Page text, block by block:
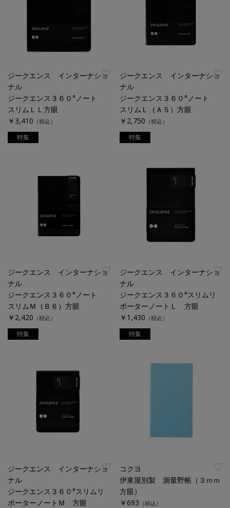
ジークエンス インターナショ
ナル
ジークエンス３６０°ノート
スリムＬＬ方眼
￥3,410 （税込）
特集
ジークエンス インターナショ
ナル
ジークエンス３６０°ノート
スリムＬ（Ａ５）方眼
￥2,750 （税込）
特集
ジークエンス インターナショ
ナル
ジークエンス３６０°ノート
スリムＭ（Ｂ６）方眼
￥2,420 （税込）
特集
ジークエンス インターナショ
ナル
ジークエンス３６０°スリムリ
ポーターノートＬ 方眼
￥1,430 （税込）
特集
ジークエンス インターナショ
ナル
ジークエンス３６０°スリムリ
ポーターノートＭ 方眼
コクヨ
伊東屋別製 測量野帳（３ｍｍ
方眼）
￥693 （税込）